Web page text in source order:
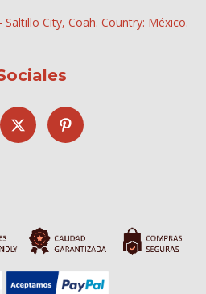
Saltillo City, Coah. Country: México.